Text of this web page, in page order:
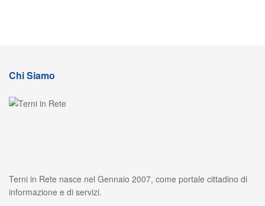
Chi Siamo
Terni in Rete nasce nel Gennaio 2007, come portale cittadino di
informazione e di servizi.